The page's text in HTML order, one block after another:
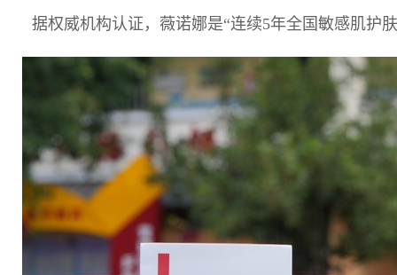
据权威机构认证，薇诺娜是“连续5年全国敏感肌护